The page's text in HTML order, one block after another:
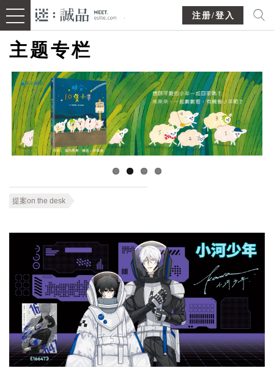
注册/登入
主题专栏
提案on the desk